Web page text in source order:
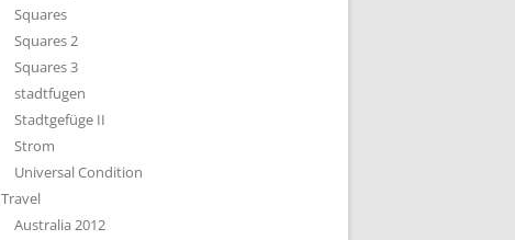
Squares
Squares 2
Squares 3
stadtfugen
Stadtgefüge II
Strom
Universal Condition
Travel
Australia 2012